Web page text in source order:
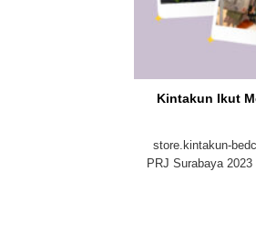
Kintakun Ikut
store.kintakun-
PRJ Surabaya